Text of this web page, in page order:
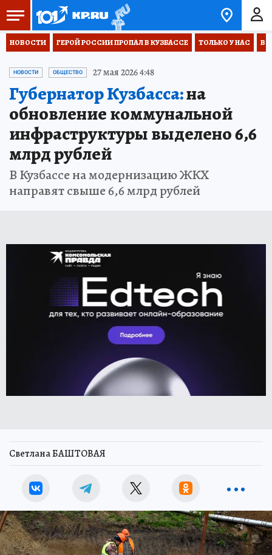
НОВОСТИ ГЕРОЙ РОССИИ ПРОПАЛ В КУЗБАССЕ ТОЛЬКО У НАС
НОВОСТИ ОБЩЕСТВО 27 мая 2026 4:48
Губернатор Кузбасса:на
обновление коммунальной
инфраструктуры выделено 6,6
млрд рублей
В Кузбассе на модернизацию ЖКХ
направят свыше 6,6 млрд рублей
Светлана БАШТОВАЯ